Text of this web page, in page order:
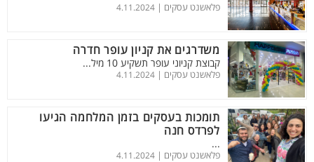
פלאשנט עסקים | 4.11.2024
משדרגים את קניון עופר חדרה
קבוצת קניוני עופר תשקיע 10 מיל...
פלאשנט עסקים | 4.11.2024
תומכות בעסקים בזמן המלחמה הגיעו
לפרדס חנה
...
פלאשנט עסקים | 4.11.2024